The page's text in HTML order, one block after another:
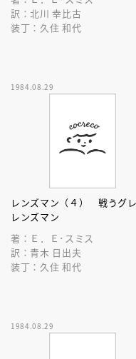
訳：北川 幸比古
装丁：久住 和代
1984.08.29
レンズマン（４） 戦うグ
レンズマン
著：Ｅ．Ｅ･スミス
訳：青木 日出夫
装丁：久住 和代
1984.08.29